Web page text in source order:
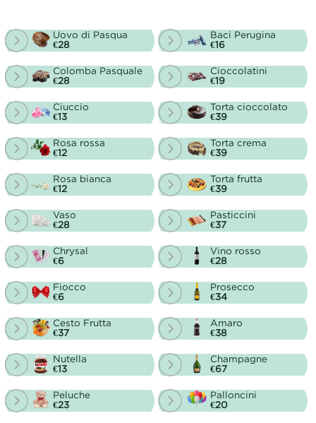
Uovo di Pasqua
€28
Colomba Pasquale
€28
Ciuccio
€13
Rosa rossa
€12
Rosa bianca
€12
Vaso
€28
Chrysal
€6
Fiocco
€6
Cesto Frutta
€37
Nutella
€13
Peluche
€23
Baci Perugina
€16
Cioccolatini
€19
Torta cioccolato
€39
Torta crema
€39
Torta frutta
€39
Pasticcini
€37
Vino rosso
€28
Prosecco
€34
Amaro
€38
Champagne
€67
Palloncini
€20